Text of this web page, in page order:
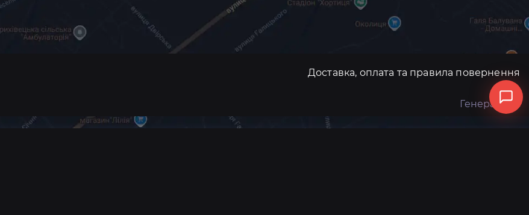
Доставка, оплата та правила повернення
Генератори